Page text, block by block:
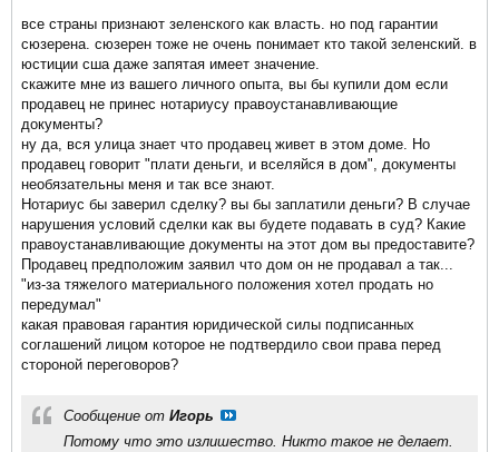
все страны признают зеленского как власть. но под гарантии
сюзерена. сюзерен тоже не очень понимает кто такой зеленский. в
юстиции сша даже запятая имеет значение.
скажите мне из вашего личного опыта, вы бы купили дом если
продавец не принес нотариусу правоустанавливающие
документы?
ну да, вся улица знает что продавец живет в этом доме. Но
продавец говорит "плати деньги, и вселяйся в дом", документы
необязательны меня и так все знают.
Нотариус бы заверил сделку? вы бы заплатили деньги? В случае
нарушения условий сделки как вы будете подавать в суд? Какие
правоустанавливающие документы на этот дом вы предоставите?
Продавец предположим заявил что дом он не продавал а так...
"из-за тяжелого материального положения хотел продать но
передумал"
какая правовая гарантия юридической силы подписанных
соглашений лицом которое не подтвердило свои права перед
стороной переговоров?
Сообщение от Игорь
Потому что это излишество. Никто такое не делает.